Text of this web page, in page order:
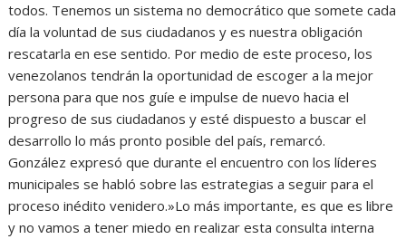
todos. Tenemos un sistema no democrático que somete cada
día la voluntad de sus ciudadanos y es nuestra obligación
rescatarla en ese sentido. Por medio de este proceso, los
venezolanos tendrán la oportunidad de escoger a la mejor
persona para que nos guíe e impulse de nuevo hacia el
progreso de sus ciudadanos y esté dispuesto a buscar el
desarrollo lo más pronto posible del país, remarcó.
González expresó que durante el encuentro con los líderes
municipales se habló sobre las estrategias a seguir para el
proceso inédito venidero.»Lo más importante, es que es libre
y no vamos a tener miedo en realizar esta consulta interna